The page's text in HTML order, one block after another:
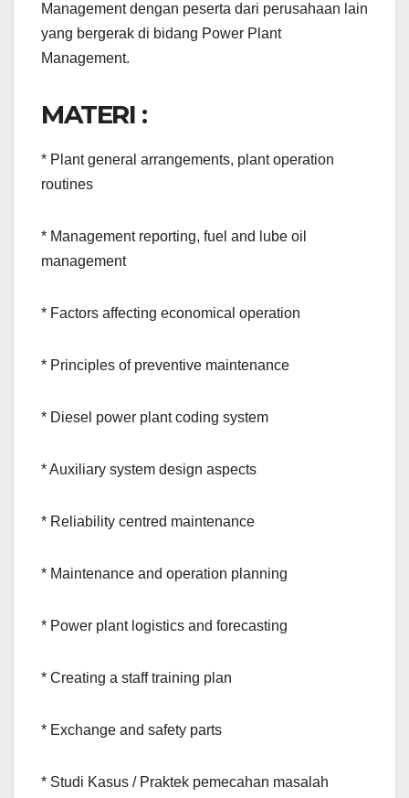
Management dengan peserta dari perusahaan lain
yang bergerak di bidang Power Plant
Management.
MATERI :
* Plant general arrangements, plant operation
routines
* Management reporting, fuel and lube oil
management
* Factors affecting economical operation
* Principles of preventive maintenance
* Diesel power plant coding system
* Auxiliary system design aspects
* Reliability centred maintenance
* Maintenance and operation planning
* Power plant logistics and forecasting
* Creating a staff training plan
* Exchange and safety parts
* Studi Kasus / Praktek pemecahan masalah